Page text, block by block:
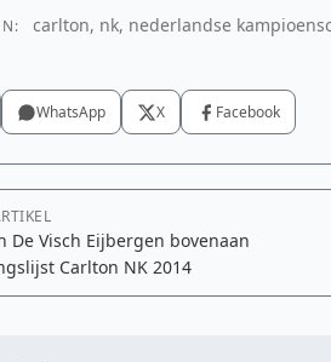
carlton, nk, nederlandse
WhatsApp X Facebook
De Visch Eijbergen bovenaan
Carlton NK 2014